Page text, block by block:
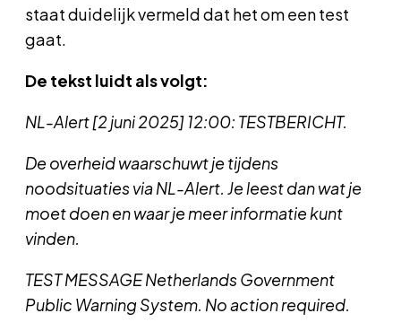
staat duidelijk vermeld dat het om een test
gaat.
De tekst luidt als volgt:
NL-Alert [2 juni 2025] 12:00: TESTBERICHT.
De overheid waarschuwt je tijdens
noodsituaties via NL-Alert. Je leest dan wat je
moet doen en waar je meer informatie kunt
vinden.
TEST MESSAGE Netherlands Government
Public Warning System. No action required.